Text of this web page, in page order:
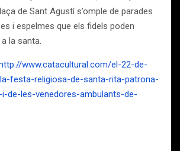
de Sant Agustí s’omple de parades
i espelmes que els fidels poden
la santa.
www.catacultural.com/el-22-de-
festa-religiosa-de-santa-rita-patrona-
de-les-venedores-ambulants-de-